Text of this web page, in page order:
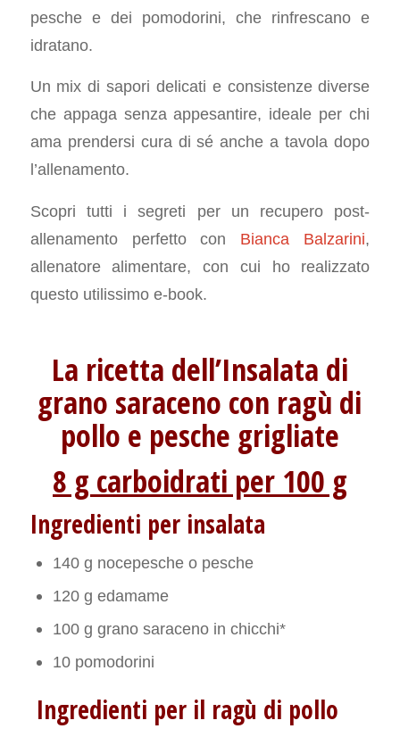
pesche e dei pomodorini, che rinfrescano e
idratano.
Un mix di sapori delicati e consistenze diverse
che appaga senza appesantire, ideale per chi
ama prendersi cura di sé anche a tavola dopo
l’allenamento.
Scopri tutti i segreti per un recupero post-
allenamento perfetto con Bianca Balzarini,
allenatore alimentare, con cui ho realizzato
questo utilissimo e-book.
La ricetta dell’Insalata di
grano saraceno con ragù di
pollo e pesche grigliate
8 g carboidrati per 100 g
Ingredienti per insalata
140 g nocepesche o pesche
120 g edamame
100 g grano saraceno in chicchi*
10 pomodorini
Ingredienti per il ragù di pollo